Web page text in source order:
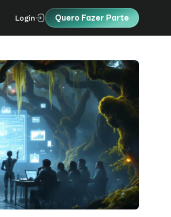
Login Quero Fazer Parte